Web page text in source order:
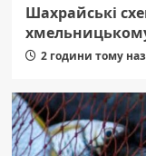
Шахрайські
хмельницькому
2 години тому